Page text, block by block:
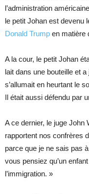
l’administration
le petit Johan est devenu
Donald Trump en matière
A la cour, le petit Johan
lait dans une bouteille et
s’allumait en heurtant le
Il était aussi défendu par
A ce dernier, le juge John
rapportent nos confrères
parce que je ne sais pas
vous pensiez qu’un
l’immigration. »